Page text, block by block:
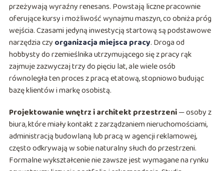
przeżywają wyraźny renesans. Powstają liczne pracownie
oferujące kursy i możliwość wynajmu maszyn, co obniża próg
wejścia. Czasami jedyną inwestycją startową są podstawowe
narzędzia czy organizacja miejsca pracy. Droga od
hobbysty do rzemieślnika utrzymującego się z pracy rąk
zajmuje zazwyczaj trzy do pięciu lat, ale wiele osób
równoległa ten proces z pracą etatową, stopniowo budując
bazę klientów i markę osobistą.
Projektowanie wnętrz i architekt przestrzeni— osoby z
biura, które miały kontakt z zarządzaniem nieruchomościami,
administracją budowlaną lub pracą w agencji reklamowej,
często odkrywają w sobie naturalny słuch do przestrzeni.
Formalne wykształcenie nie zawsze jest wymagane na rynku